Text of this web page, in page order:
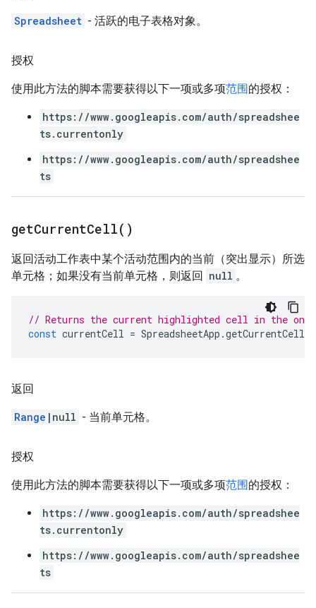
Spreadsheet - 活跃的电子表格对象。
授权
使用此方法的脚本需要获得以下一项或多项范围的授权：
https://www.googleapis.com/auth/spreadshee
ts.currentonly
https://www.googleapis.com/auth/spreadshee
ts
getCurrentCell( )
返回活动工作表中某个活动范围内的当前（突出显示）所选
单元格；如果没有当前单元格，则返回 null 。
// Returns the current highlighted cell in the one
const currentCell = SpreadsheetApp .getCurrentCell
返回
Range |null - 当前单元格。
授权
使用此方法的脚本需要获得以下一项或多项范围的授权：
https://www.googleapis.com/auth/spreadshee
ts.currentonly
https://www.googleapis.com/auth/spreadshee
ts